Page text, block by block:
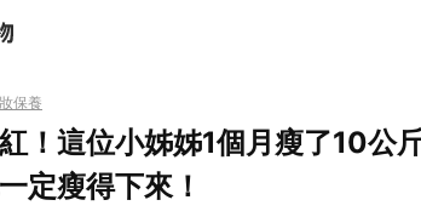
保養
！這位小姊姊1個月瘦了10公
定瘦得下來！